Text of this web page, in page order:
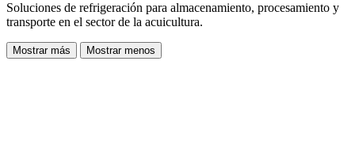
Soluciones de refrigeración para almacenamiento, procesamiento y
transporte en el sector de la acuicultura.
Mostrar más Mostrar menos